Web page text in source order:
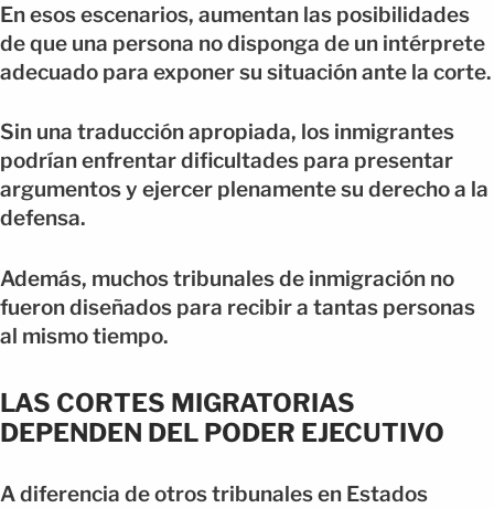
En esos escenarios, aumentan las posibilidades
de que una persona no disponga de un intérprete
adecuado para exponer su situación ante la corte.
Sin una traducción apropiada, los inmigrantes
podrían enfrentar dificultades para presentar
argumentos y ejercer plenamente su derecho a la
defensa.
Además, muchos tribunales de inmigración no
fueron diseñados para recibir a tantas personas
al mismo tiempo.
LAS CORTES MIGRATORIAS
DEPENDEN DEL PODER EJECUTIVO
A diferencia de otros tribunales en Estados